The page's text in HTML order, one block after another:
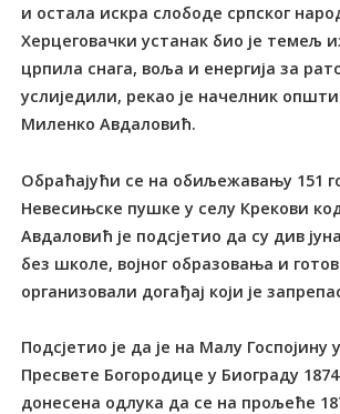
и остала искра слободе српског
Херцеговачки устанак био је темељ
црпила снага, воља и енергија за
услиједили, рекао је начелник
Миленко Авдаловић.
Обраћајући се на обиљежавању 151
Невесињске пушке у селу Крекови
Авдаловић је подсјетио да су див
без школе, војног образовања и
организовали догађај који је
Подсјетио је да је на Малу
Пресвете Богородице у Биограду
донесена одлука да се на прољеће